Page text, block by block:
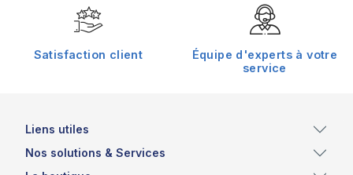
Satisfaction client
Équipe d'experts à votre
service
Liens utiles
Nos solutions & Services